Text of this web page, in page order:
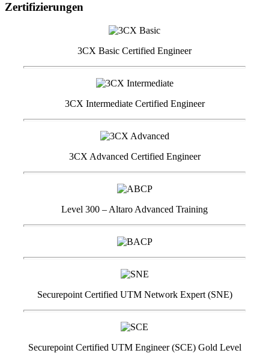
Zertifizierungen
3CX Basic Certified Engineer
3CX Intermediate Certified Engineer
3CX Advanced Certified Engineer
Level 300 – Altaro Advanced Training
Securepoint Certified UTM Network Expert (SNE)
Securepoint Certified UTM Engineer (SCE) Gold Level